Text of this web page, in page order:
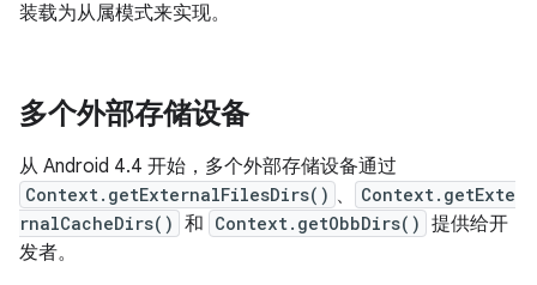
装载为从属模式来实现。
多个外部存储设备
从 Android 4.4 开始，多个外部存储设备通过
Context.getExternalFilesDirs() 、
Context.getExte
rnalCacheDirs() 和 Context.getObbDirs() 提供给开
发者。